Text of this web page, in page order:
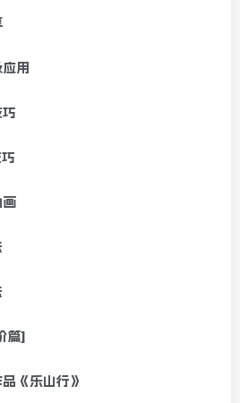
用
画
篇]
《乐山行》